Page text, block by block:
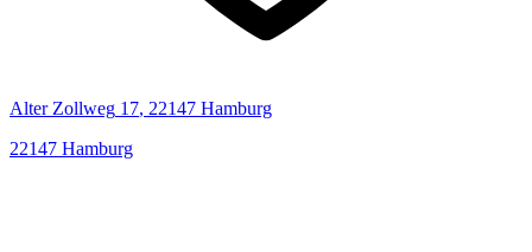
Alter Zollweg 17, 22147 Hamburg
22147 Hamburg